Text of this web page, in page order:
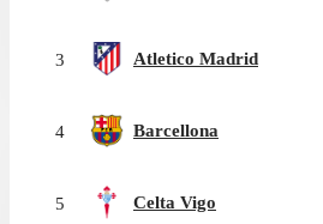
3 Atletico Madrid
4 Barcellona
5 Celta Vigo